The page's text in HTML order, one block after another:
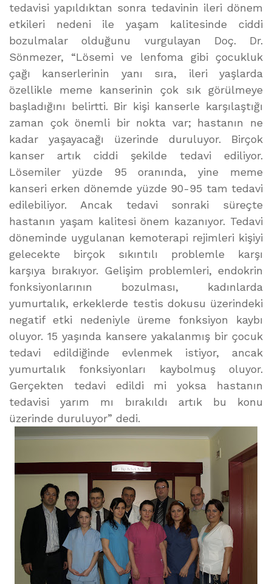
tedavisi yapıldıktan sonra tedavinin ileri dönem
etkileri nedeni ile yaşam kalitesinde ciddi
bozulmalar olduğunu vurgulayan Doç. Dr.
Sönmezer, “Lösemi ve lenfoma gibi çocukluk
çağı kanserlerinin yanı sıra, ileri yaşlarda
özellikle meme kanserinin çok sık görülmeye
başladığını belirtti. Bir kişi kanserle karşılaştığı
zaman çok önemli bir nokta var; hastanın ne
kadar yaşayacağı üzerinde duruluyor. Birçok
kanser artık ciddi şekilde tedavi ediliyor.
Lösemiler yüzde 95 oranında, yine meme
kanseri erken dönemde yüzde 90-95 tam tedavi
edilebiliyor. Ancak tedavi sonraki süreçte
hastanın yaşam kalitesi önem kazanıyor. Tedavi
döneminde uygulanan kemoterapi rejimleri kişiyi
gelecekte birçok sıkıntılı problemle karşı
karşıya bırakıyor. Gelişim problemleri, endokrin
fonksiyonlarının bozulması, kadınlarda
yumurtalık, erkeklerde testis dokusu üzerindeki
negatif etki nedeniyle üreme fonksiyon kaybı
oluyor. 15 yaşında kansere yakalanmış bir çocuk
tedavi edildiğinde evlenmek istiyor, ancak
yumurtalık fonksiyonları kaybolmuş oluyor.
Gerçekten tedavi edildi mi yoksa hastanın
tedavisi yarım mı bırakıldı artık bu konu
üzerinde duruluyor” dedi.